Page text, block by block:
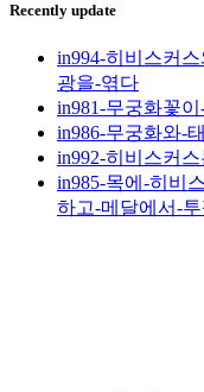
Recently update
in994-히비스커
광을-엮다
in981-무궁화꽃
in986-무궁화와-
in992-히비스커
in985-목에-히비
하고-메달에서-